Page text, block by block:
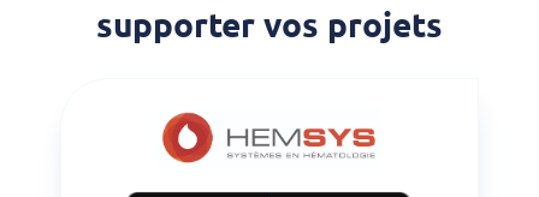
supporter vos projets